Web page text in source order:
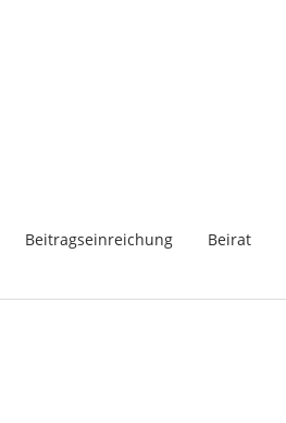
Beitragseinreichung Beirat